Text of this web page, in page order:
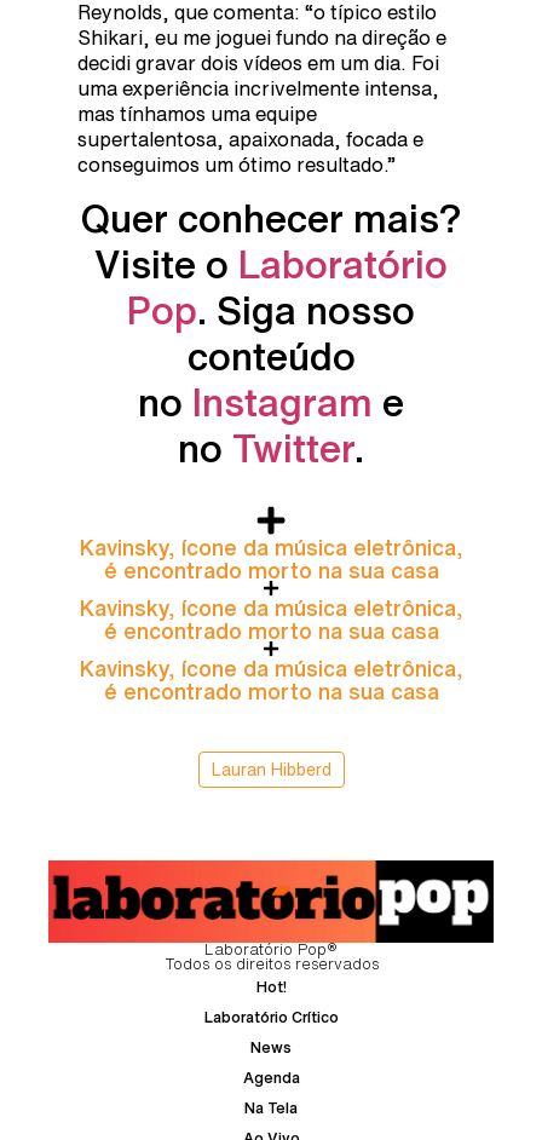
Reynolds, que comenta: “o típico estilo
Shikari, eu me joguei fundo na direção e
decidi gravar dois vídeos em um dia. Foi
uma experiência incrivelmente intensa,
mas tínhamos uma equipe
supertalentosa, apaixonada, focada e
conseguimos um ótimo resultado.”
Quer conhecer mais?
Visite o Laboratório
Pop. Siga nosso
conteúdo
no Instagram e
no Twitter.
Kavinsky, ícone da música eletrônica,
é encontrado morto na sua casa
Kavinsky, ícone da música eletrônica,
é encontrado morto na sua casa
Kavinsky, ícone da música eletrônica,
é encontrado morto na sua casa
Lauran Hibberd
Laboratório Pop®
Todos os direitos reservados
Hot!
Laboratório Crítico
News
Agenda
Na Tela